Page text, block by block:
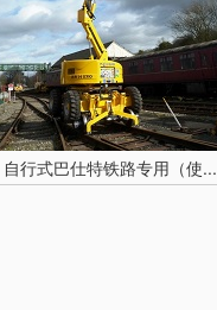
自行式巴仕特铁路专用（使...